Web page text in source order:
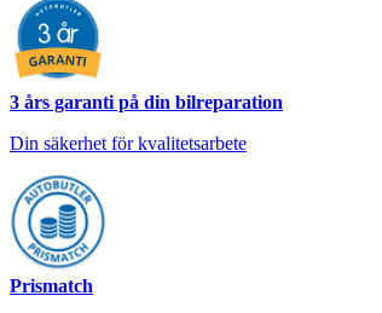
3 års garanti på din bilreparation
Din säkerhet för kvalitetsarbete
Prismatch